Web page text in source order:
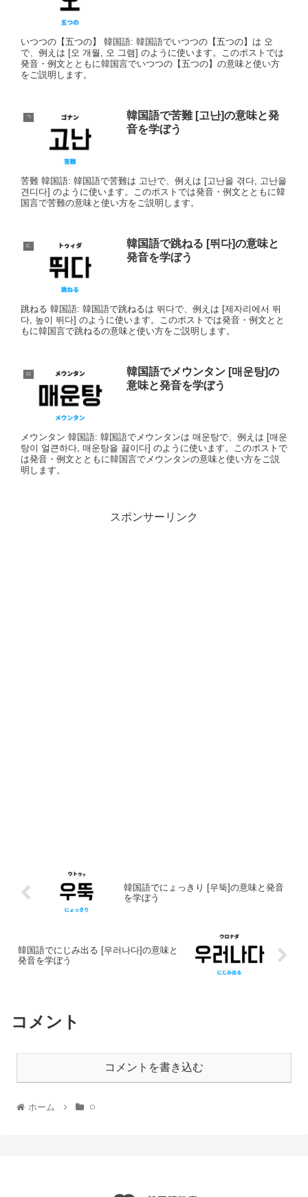
いつつの【五つの】 韓国語: 韓国語でいつつの【五つの】は 오
で、例えは [오 개월, 오 그램] のように使います。このポストでは
発音・例文とともに韓国言でいつつの【五つの】の意味と使い方
をご説明します。
ㄱ
韓国語で苦難 [고난]の意味と発
音を学ぼう
苦難 韓国語: 韓国語で苦難は 고난で、例えは [고난을 겪다, 고난을
견디다] のように使います。このポストでは発音・例文とともに韓
国言で苦難の意味と使い方をご説明します。
ㄷ
韓国語で跳ねる [뛰다]の意味と
発音を学ぼう
跳ねる 韓国語: 韓国語で跳ねるは 뛰다で、例えは [제자리에서 뛰
다, 높이 뛰다] のように使います。このポストでは発音・例文とと
もに韓国言で跳ねるの意味と使い方をご説明します。
ㅁ
韓国語でメウンタン [매운탕]の
意味と発音を学ぼう
メウンタン 韓国語: 韓国語でメウンタンは 매운탕で、例えは [매운
탕이 얼큰하다, 매운탕을 끓이다] のように使います。このポストで
は発音・例文とともに韓国言でメウンタンの意味と使い方をご説
明します。
スポンサーリンク
韓国語でにょっきり [우뚝]の意味と発音
を学ぼう
韓国語でにじみ出る [우러나다]の意味と
発音を学ぼう
コメント
コメントを書き込む
ホーム ㅇ